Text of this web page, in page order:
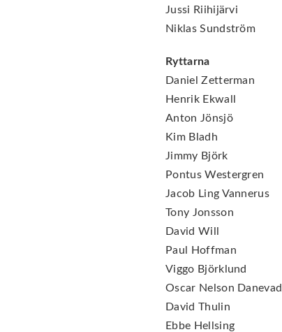
Jussi Riihijärvi
Niklas Sundström
Ryttarna
Daniel Zetterman
Henrik Ekwall
Anton Jönsjö
Kim Bladh
Jimmy Björk
Pontus Westergren
Jacob Ling Vannerus
Tony Jonsson
David Will
Paul Hoffman
Viggo Björklund
Oscar Nelson Danevad
David Thulin
Ebbe Hellsing